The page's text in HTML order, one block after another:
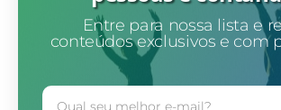
Cadastrar